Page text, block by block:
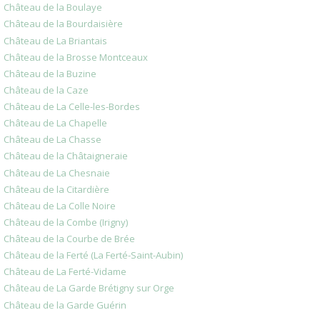
Château de la Boulaye
Château de la Bourdaisière
Château de La Briantais
Château de la Brosse Montceaux
Château de la Buzine
Château de la Caze
Château de La Celle-les-Bordes
Château de La Chapelle
Château de La Chasse
Château de la Châtaigneraie
Château de La Chesnaie
Château de la Citardière
Château de La Colle Noire
Château de la Combe (Irigny)
Château de la Courbe de Brée
Château de la Ferté (La Ferté-Saint-Aubin)
Château de La Ferté-Vidame
Château de La Garde Brétigny sur Orge
Château de la Garde Guérin